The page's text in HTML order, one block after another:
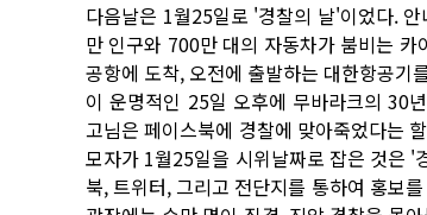
다음날은 1월25일로 '경찰의 날'이었다.
만 인구와 700만 대의 자동차가 붐비는
공항에 도착, 오전에 출발하는 대한항공기
이 운명적인 25일 오후에 무바라크의 30
고님은 페이스북에 경찰에 맞아죽었다는
모자가 1월25일을 시위날짜로 잡은 것은 '
북, 트위터, 그리고 전단지를 통하여 홍보